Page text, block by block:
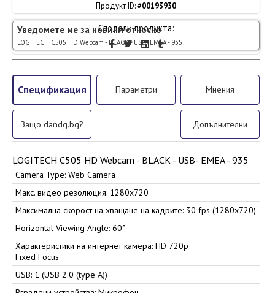
Продукт ID: #00193930
Сподели продукта:
Уведомете ме за новини относно
LOGITECH C505 HD Webcam - BLACK - USB- EMEA - 935
Спецификация Параметри Мнения
Защо dandg.bg? Допълнителни
LOGITECH C505 HD Webcam - BLACK - USB- EMEA - 935
Camera Type: Web Camera
Макс. видео резолюция: 1280x720
Максимална скорост на хващане на кадрите: 30 fps (1280x720)
Horizontal Viewing Angle: 60°
Характеристики на интернет камера: HD 720p
Fixed Focus
USB: 1 (USB 2.0 (type A))